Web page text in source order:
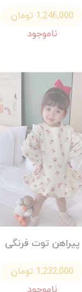
1,246,000 تومان
ناموجود
پیراهن توت فرنگی
1,232,000 تومان